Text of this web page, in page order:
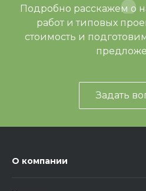
Подробно расскажем о
работ и типовых
стоимость и
Задать
О компании